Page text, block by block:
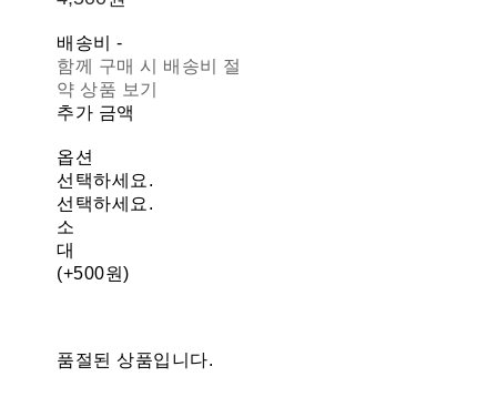
배송비-
함께 구매 시 배송비 절
약 상품 보기
추가 금액
옵션
선택하세요.
선택하세요.
소
대
(+500원)
품절된 상품입니다.